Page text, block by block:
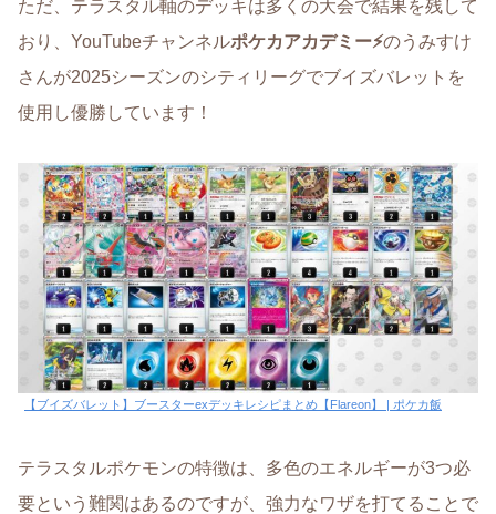
ただ、テラスタル軸のデッキは多くの大会で結果を残して
おり、YouTubeチャンネルポケカアカデミー⚡️のうみすけ
さんが2025シーズンのシティリーグでブイズバレットを
使用し優勝しています！
【ブイズバレット】ブースターexデッキレシピまとめ【Flareon】 | ポケカ飯
テラスタルポケモンの特徴は、多色のエネルギーが3つ必
要という難関はあるのですが、強力なワザを打てることで